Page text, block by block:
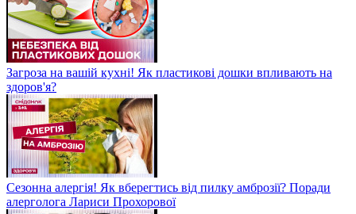
Загроза на вашій кухні! Як пластикові дошки впливають на
здоров'я?
Сезонна алергія! Як вберегтись від пилку амброзії? Поради
алерголога Лариси Прохорової